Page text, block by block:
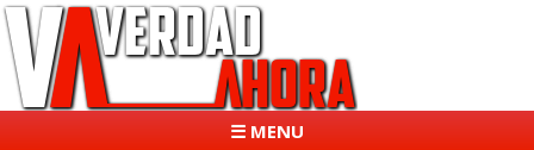
☰ MENU